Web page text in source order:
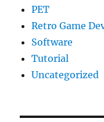
PET
Retro Game
Software
Tutorial
Uncategorized